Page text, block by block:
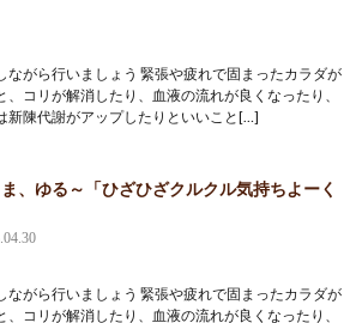
ながら行いましょう 緊張や疲れで固まったカラダが
、コリが解消したり、血液の流れが良くなったり、
新陳代謝がアップしたりといいこと[…]
、ゆる～「ひざひざクルクル気持ちよーく
ながら行いましょう 緊張や疲れで固まったカラダが
、コリが解消したり、血液の流れが良くなったり、